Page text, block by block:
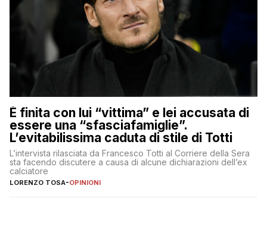
È finita con lui “vittima” e lei accusata di
essere una “sfasciafamiglie”.
L’evitabilissima caduta di stile di Totti
L’intervista rilasciata da Francesco Totti al Corriere della Sera
sta facendo discutere a causa di alcune dichiarazioni dell’ex
calciatore
LORENZO TOSA-OPINIONI